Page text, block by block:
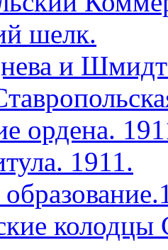
шелк.
и
ордена.
1911.